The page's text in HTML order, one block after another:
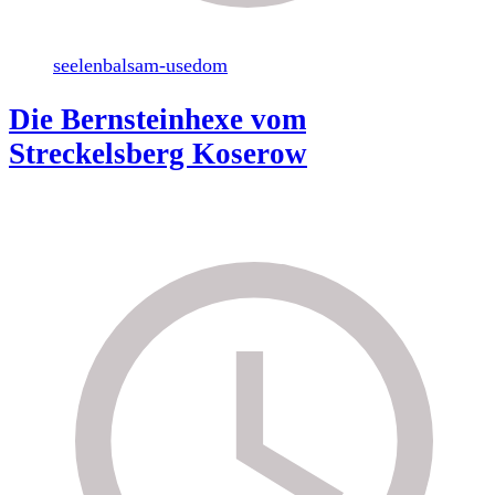
seelenbalsam-usedom
Die Bernsteinhexe vom
Streckelsberg Koserow